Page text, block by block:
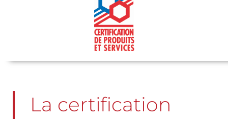
La certification